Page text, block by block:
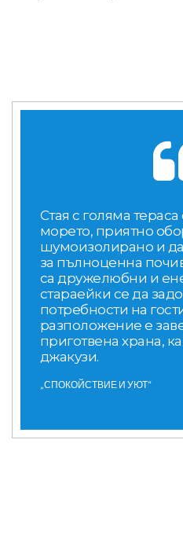
Стая с голяма
морето, приятно
шумоизолирано и
за пълноценна
са дружелюбни и
стараейки се да
потребности на
разположение е
приготвена храна,
джакузи.
„СПОКОЙСТВИЕ И УЮТ“